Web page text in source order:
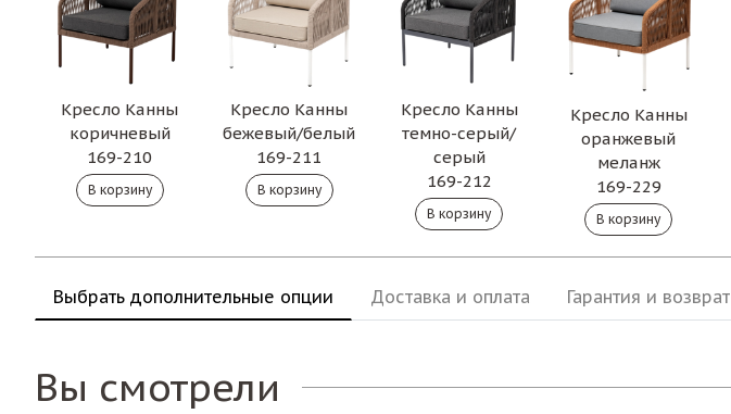
Кресло Канны
коричневый
169-210
Кресло Канны
бежевый/белый
169-211
Кресло Канны
темно-серый/
серый
169-212
Кресло Канны
оранжевый
меланж
169-229
Выбрать дополнительные опции Доставка и оплата Гарантия и возврат
Вы смотрели